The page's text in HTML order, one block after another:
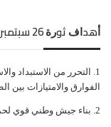
الخدمات لإنقاذ حياة
وأضاف: “إذا
فسوف تموت
ﺃﻫﺪﺍﻑ ﺛﻮﺭﺓ 26 ﺳﺒﺘﻤﺒﺮ 1962 الخالدة
ﺍﻟﺘﺤﺮﺭ ﻣﻦ ﺍﻻﺳﺘﺒﺪﺍﺩ
ﺍﻟﻔﻮﺍﺭﻕ ﻭﺍﻻﻣﺘﻴﺎﺯﺍﺕ ﺑﻴﻦ
ﺑﻨﺎﺀ ﺟﻴﺶ ﻭﻃﻨﻲ ﻗﻮﻱ